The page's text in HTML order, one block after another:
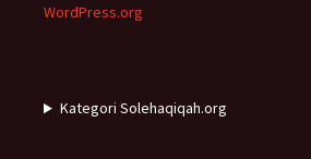
WordPress.org
Kategori Solehaqiqah.org